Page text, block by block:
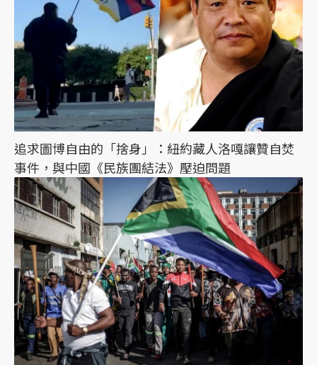
追求圖博自由的「捨身」：紐約藏人洛嘎讓贊自焚
事件，與中國《民族團結法》壓迫問題